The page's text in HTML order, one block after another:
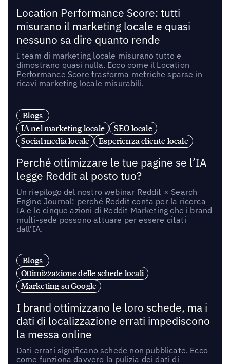
Location Performance Score: tutti
misurano il marketing locale e quasi
nessuno sa dire quanto rende
I team di marketing locale misurano tutto e
dimostrano quasi nulla. Ecco come il Location
Performance Score trasforma metriche sparse in
ricavi marketing locale misurabili.
Blogs
IA nel marketing locale
SEO locale
Social media locale
Esperienza cliente locale
Perché ottimizzare le tue pagine se l’IA
legge Reddit al posto tuo?
Un riepilogo del nostro webinar Reddit × Search
Engine Journal: perché Reddit conta per la ricerca
IA e le cinque azioni di Reddit Marketing che i brand
multi-sede possono attuare per essere citati
dall’IA.
Blogs
Ottimizzazione delle schede locali
Marketing su Google
I brand ottimizzano le loro schede, ma i
dati di localizzazione errati impediscono
la messa online
Dati errati significano schede non pubblicate. Ecco
come funziona davvero la pulizia dei dati di